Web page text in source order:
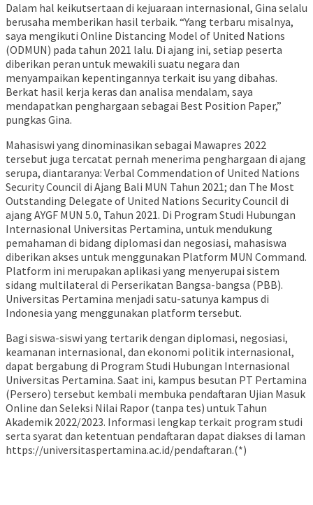
Dalam hal keikutsertaan di kejuaraan internasional, Gina selalu
berusaha memberikan hasil terbaik. “Yang terbaru misalnya,
saya mengikuti Online Distancing Model of United Nations
(ODMUN) pada tahun 2021 lalu. Di ajang ini, setiap peserta
diberikan peran untuk mewakili suatu negara dan
menyampaikan kepentingannya terkait isu yang dibahas.
Berkat hasil kerja keras dan analisa mendalam, saya
mendapatkan penghargaan sebagai Best Position Paper,”
pungkas Gina.
Mahasiswi yang dinominasikan sebagai Mawapres 2022
tersebut juga tercatat pernah menerima penghargaan di ajang
serupa, diantaranya: Verbal Commendation of United Nations
Security Council di Ajang Bali MUN Tahun 2021; dan The Most
Outstanding Delegate of United Nations Security Council di
ajang AYGF MUN 5.0, Tahun 2021. Di Program Studi Hubungan
Internasional Universitas Pertamina, untuk mendukung
pemahaman di bidang diplomasi dan negosiasi, mahasiswa
diberikan akses untuk menggunakan Platform MUN Command.
Platform ini merupakan aplikasi yang menyerupai sistem
sidang multilateral di Perserikatan Bangsa-bangsa (PBB).
Universitas Pertamina menjadi satu-satunya kampus di
Indonesia yang menggunakan platform tersebut.
Bagi siswa-siswi yang tertarik dengan diplomasi, negosiasi,
keamanan internasional, dan ekonomi politik internasional,
dapat bergabung di Program Studi Hubungan Internasional
Universitas Pertamina. Saat ini, kampus besutan PT Pertamina
(Persero) tersebut kembali membuka pendaftaran Ujian Masuk
Online dan Seleksi Nilai Rapor (tanpa tes) untuk Tahun
Akademik 2022/2023. Informasi lengkap terkait program studi
serta syarat dan ketentuan pendaftaran dapat diakses di laman
https://universitaspertamina.ac.id/pendaftaran.(*)